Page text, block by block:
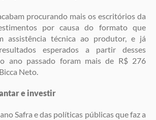
procurando mais os escritórios da
por causa do formato que
assistência técnica ao produtor, e já
esperados a partir desses
ano passado foram mais de R$ 276
Neto.
e investir
Safra e das políticas públicas que faz a